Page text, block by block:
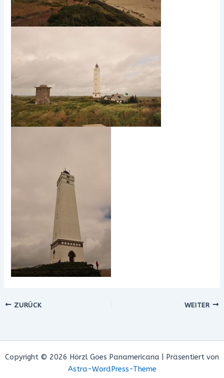
ZURÜCK WEITER
Copyright © 2026 Hörzl Goes Panamericana | Präsentiert von
Astra-WordPress-Theme